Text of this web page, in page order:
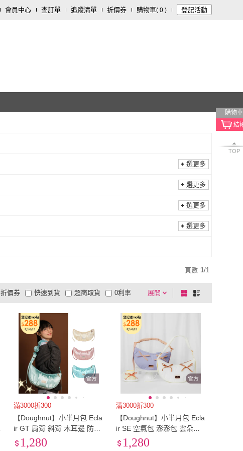
會員中心 查訂單 追蹤清單 折價券 購物車( 0 ) 登記活動
購物車
TOP
選更多
選更多
選更多
選更多
頁數 1/1
展開
折價券
有影片
商品有量 電視購物
快速到貨 超商取貨 0利率
貨到付款 超商付款
及以上 1
棋
盤
式
列
滿3000折300
【Doughnut】小半月包 Ecla
ir GT 肩背 斜背 木耳邊 防潑
水(素面多色)
1,280
滿3000折300
【Doughnut】小半月包 Ecla
ir SE 空氣包 澎澎包 雲朵包
防潑水(撞色多色)
1,280